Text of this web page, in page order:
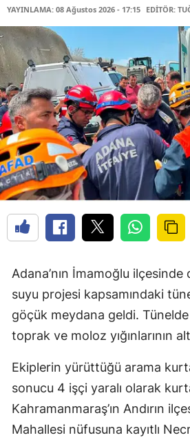
YAYINLAMA: 08 Ağustos 2026 - 17:15 EDİTÖR:
Adana’nın İmamoğlu
suyu projesi kapsamındaki
göçük meydana geldi. Tünelde
toprak ve moloz yığınlarının
Ekiplerin yürüttüğü arama
sonucu 4 işçi yaralı olarak
Kahramanmaraş’ın Andırın
Mahallesi nüfusuna kayıtlı